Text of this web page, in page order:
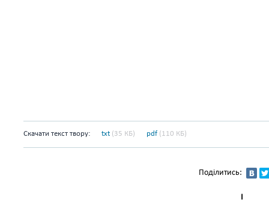
Скачати текст твору: txt (35 КБ) pdf (110 КБ)
Поділитись:
І